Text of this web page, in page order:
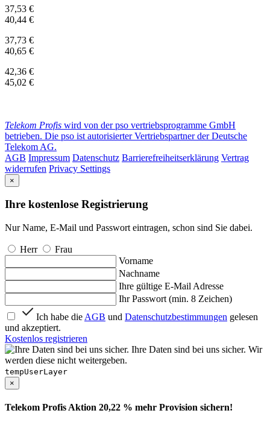
37,53 €
40,44 €
37,73 €
40,65 €
42,36 €
45,02 €
Telekom Profis wird von der pso vertriebsprogramme GmbH
betrieben. Die pso ist autorisierter Vertriebspartner der Deutsche
Telekom AG.
AGB Impressum Datenschutz Barrierefreiheitserklärung Vertrag
widerrufen Privacy Settings
×
Ihre kostenlose Registrierung
Nur Name, E-Mail und Passwort eintragen, schon sind Sie dabei.
Herr
Frau
Vorname
Nachname
Ihre gültige E-Mail Adresse
Ihr Passwort (min. 8 Zeichen)
Ich habe die AGB und Datenschutzbestimmungen gelesen
und akzeptiert.
Kostenlos registrieren
Ihre Daten sind bei uns sicher. Wir
werden diese nicht weitergeben.
tempUserLayer
×
Telekom Profis Aktion 20,22 % mehr Provision sichern!